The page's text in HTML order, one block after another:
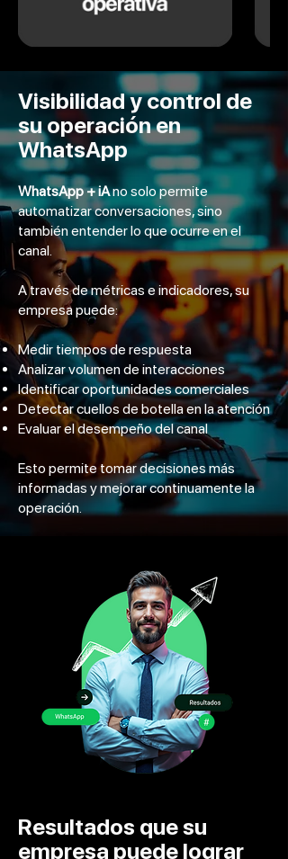
Visibilidad y control de
su operación en
WhatsApp
WhatsApp + iAno solo permite
automatizar conversaciones, sino
también entender lo que ocurre en el
canal.
A través de métricas e indicadores, su
empresa puede:
Medir tiempos de respuesta
Analizar volumen de interacciones
Identificar oportunidades comerciales
Detectar cuellos de botella en la atención
Evaluar el desempeño del canal
Esto permite tomar decisiones más
informadas y mejorar continuamente la
operación.
Resultados que su
empresa puede lograr